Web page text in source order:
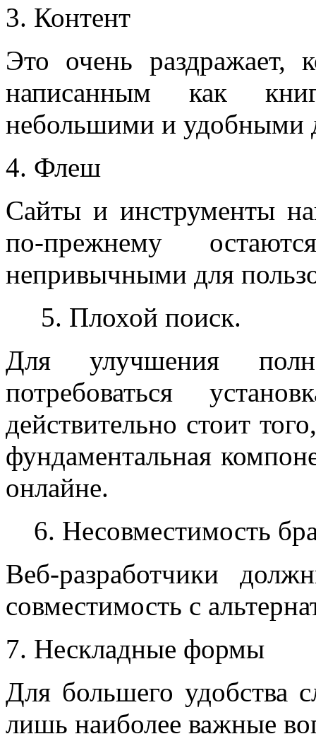
Контент
Это очень раздражает,
написанным как
небольшими и удобными
Флеш
Сайты и инструменты
по-прежнему
непривычными для
5. Плохой поиск.
Для улучшения
потребоваться
действительно стоит
фундаментальная
онлайне.
6. Несовместимость
Веб-разработчики
совместимость с
Нескладные формы
Для большего удобства
лишь наиболее важные